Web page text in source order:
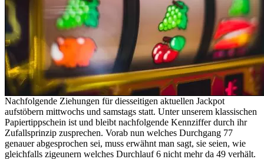
Nachfolgende Ziehungen für diesseitigen aktuellen Jackpot
aufstöbern mittwochs und samstags statt. Unter unserem klassischen
Papiertippschein ist und bleibt nachfolgende Kennziffer durch ihr
Zufallsprinzip zusprechen. Vorab nun welches Durchgang 77
genauer abgesprochen sei, muss erwähnt man sagt, sie seien, wie
gleichfalls zigeunern welches Durchlauf 6 nicht mehr da 49 verhält.